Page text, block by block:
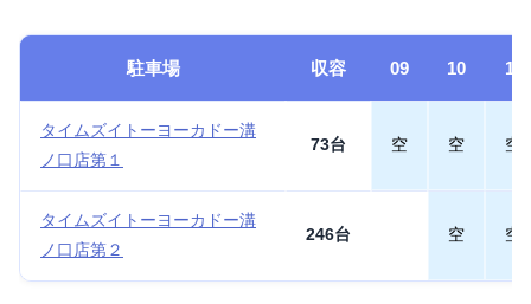
駐車場 収容 09 10 11
タイムズイトーヨーカドー溝
ノ口店第１
73台 空 空 空
タイムズイトーヨーカドー溝
ノ口店第２
246台 空 空